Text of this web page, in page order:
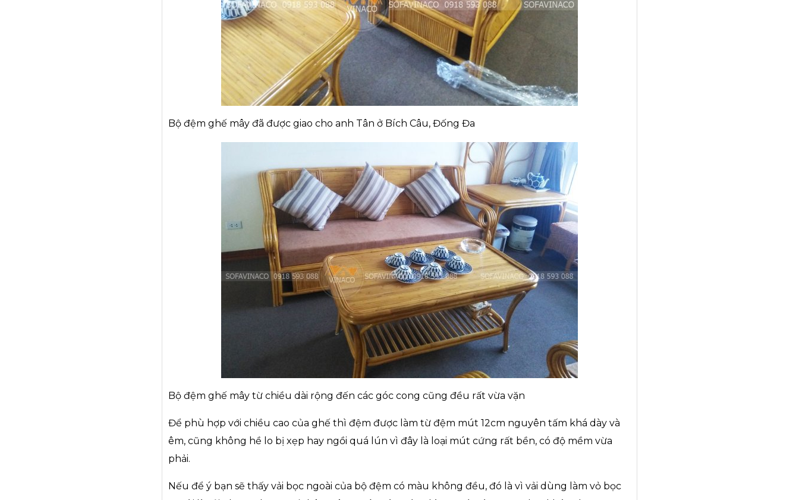
Bộ đệm ghế mây đã được giao cho anh Tân ở Bích Câu, Đống Đa
Bộ đệm ghế mây từ chiều dài rộng đến các góc cong cũng đều rất vừa vặn
Để phù hợp với chiều cao của ghế thì đệm được làm từ đệm mút 12cm nguyên tấm khá dày và
êm, cũng không hề lo bị xẹp hay ngồi quá lún vì đây là loại mút cứng rất bền, có độ mềm vừa
phải.
Nếu để ý bạn sẽ thấy vải bọc ngoài của bộ đệm có màu không đều, đó là vì vải dùng làm vỏ bọc